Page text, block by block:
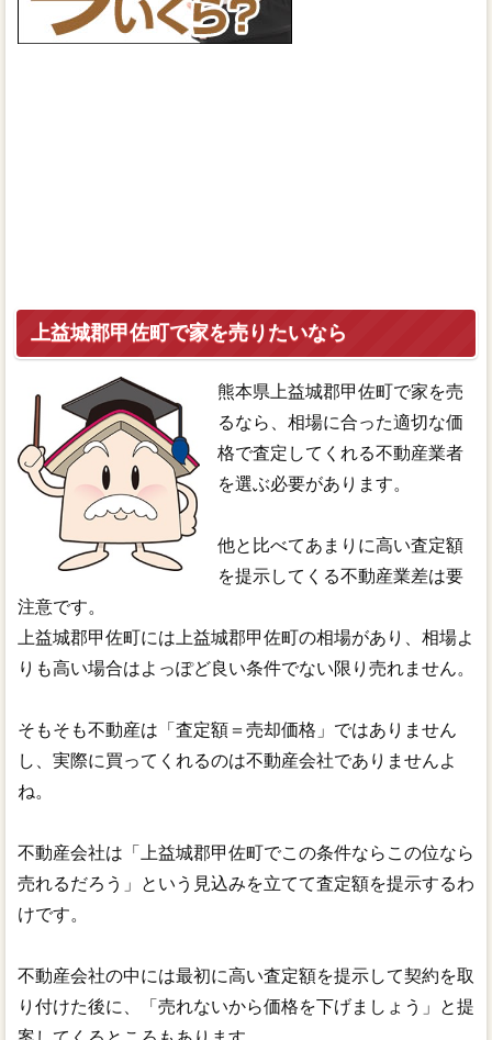
上益城郡甲佐町で家を売りたいなら
熊本県上益城郡甲佐町で家を売
るなら、相場に合った適切な価
格で査定してくれる不動産業者
を選ぶ必要があります。
他と比べてあまりに高い査定額
を提示してくる不動産業差は要
注意です。
上益城郡甲佐町には上益城郡甲佐町の相場があり、相場よ
りも高い場合はよっぽど良い条件でない限り売れません。
そもそも不動産は「査定額＝売却価格」ではありません
し、実際に買ってくれるのは不動産会社でありませんよ
ね。
不動産会社は「上益城郡甲佐町でこの条件ならこの位なら
売れるだろう」という見込みを立てて査定額を提示するわ
けです。
不動産会社の中には最初に高い査定額を提示して契約を取
り付けた後に、「売れないから価格を下げましょう」と提